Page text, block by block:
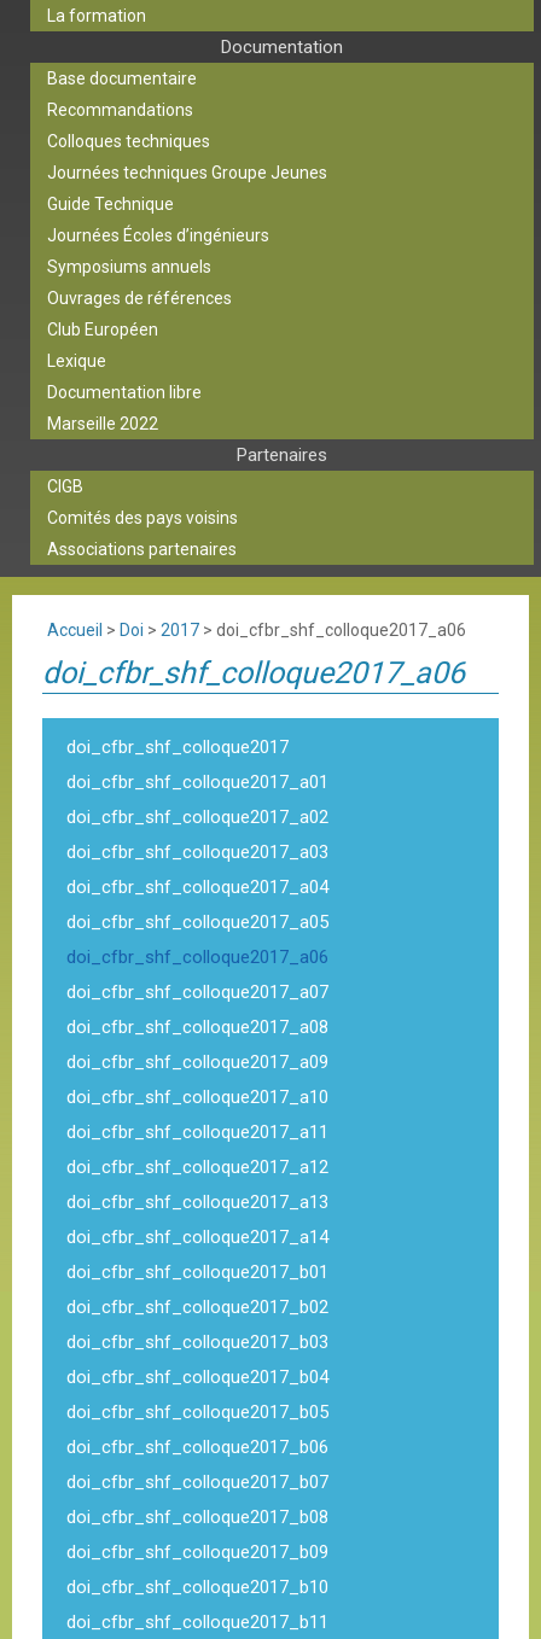
La formation
Documentation
Base documentaire
Recommandations
Colloques techniques
Journées techniques Groupe Jeunes
Guide Technique
Journées Écoles d’ingénieurs
Symposiums annuels
Ouvrages de références
Club Européen
Lexique
Documentation libre
Marseille 2022
Partenaires
CIGB
Comités des pays voisins
Associations partenaires
Accueil > Doi > 2017 > doi_cfbr_shf_colloque2017_a06
doi_cfbr_shf_colloque2017_a06
doi_cfbr_shf_colloque2017
doi_cfbr_shf_colloque2017_a01
doi_cfbr_shf_colloque2017_a02
doi_cfbr_shf_colloque2017_a03
doi_cfbr_shf_colloque2017_a04
doi_cfbr_shf_colloque2017_a05
doi_cfbr_shf_colloque2017_a06
doi_cfbr_shf_colloque2017_a07
doi_cfbr_shf_colloque2017_a08
doi_cfbr_shf_colloque2017_a09
doi_cfbr_shf_colloque2017_a10
doi_cfbr_shf_colloque2017_a11
doi_cfbr_shf_colloque2017_a12
doi_cfbr_shf_colloque2017_a13
doi_cfbr_shf_colloque2017_a14
doi_cfbr_shf_colloque2017_b01
doi_cfbr_shf_colloque2017_b02
doi_cfbr_shf_colloque2017_b03
doi_cfbr_shf_colloque2017_b04
doi_cfbr_shf_colloque2017_b05
doi_cfbr_shf_colloque2017_b06
doi_cfbr_shf_colloque2017_b07
doi_cfbr_shf_colloque2017_b08
doi_cfbr_shf_colloque2017_b09
doi_cfbr_shf_colloque2017_b10
doi_cfbr_shf_colloque2017_b11